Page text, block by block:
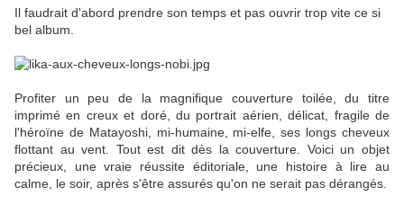
Il faudrait d'abord prendre son temps et pas ouvrir trop vite ce si
bel album.
Profiter un peu de la magnifique couverture toilée, du titre
imprimé en creux et doré, du portrait aérien, délicat, fragile de
l'héroïne de Matayoshi, mi-humaine, mi-elfe, ses longs cheveux
flottant au vent. Tout est dit dès la couverture. Voici un objet
précieux, une vraie réussite éditoriale, une histoire à lire au
calme, le soir, après s'être assurés qu'on ne serait pas dérangés.